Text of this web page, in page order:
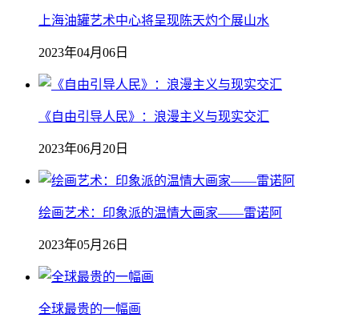
上海油罐艺术中心将呈现陈天灼个展山水
2023年04月06日
《自由引导人民》：浪漫主义与现实交汇
2023年06月20日
绘画艺术：印象派的温情大画家——雷诺阿
2023年05月26日
全球最贵的一幅画